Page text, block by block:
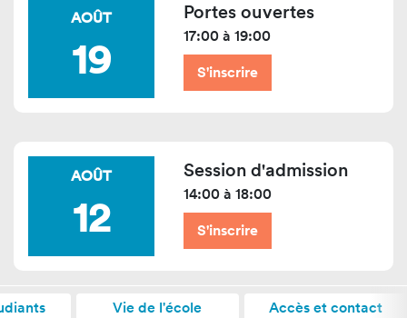
AOÛT
19
Portes ouvertes
17:00 à 19:00
S'inscrire
AOÛT
12
Session d'admission
14:00 à 18:00
S'inscrire
Vie de l'école Accès et contact